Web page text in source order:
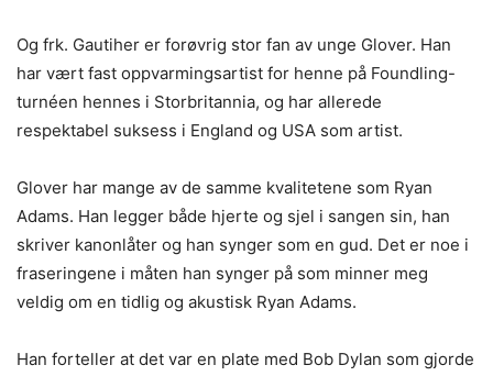
Og frk. Gautiher er forøvrig stor fan av unge Glover. Han
har vært fast oppvarmingsartist for henne på Foundling-
turnéen hennes i Storbritannia, og har allerede
respektabel suksess i England og USA som artist.
Glover har mange av de samme kvalitetene som Ryan
Adams. Han legger både hjerte og sjel i sangen sin, han
skriver kanonlåter og han synger som en gud. Det er noe i
fraseringene i måten han synger på som minner meg
veldig om en tidlig og akustisk Ryan Adams.
Han forteller at det var en plate med Bob Dylan som gjorde